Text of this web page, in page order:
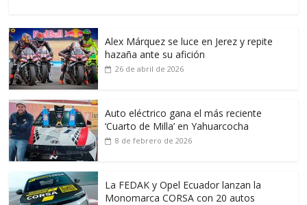
Alex Márquez se luce en Jerez y repite
hazaña ante su afición
26 de abril de 2026
Auto eléctrico gana el más reciente
‘Cuarto de Milla’ en Yahuarcocha
8 de febrero de 2026
La FEDAK y Opel Ecuador lanzan la
Monomarca CORSA con 20 autos